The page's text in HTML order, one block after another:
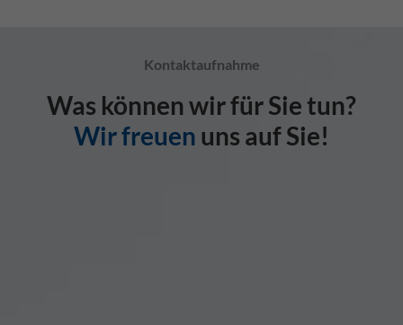
Kontaktaufnahme
Was können wir für Sie tun?
Wir freuen uns auf Sie!